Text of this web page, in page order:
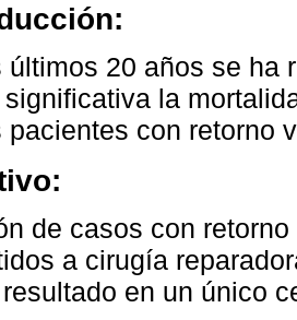
últimos 20 años se ha
la
pacientes con retorno
de casos con
a cirugía
en un único